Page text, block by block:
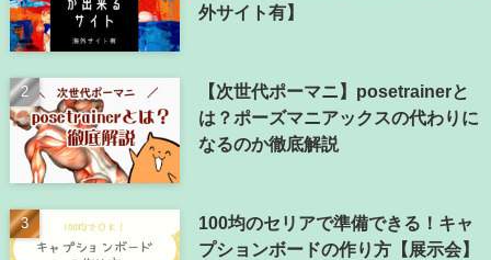
外サイト有】
【次世代ポーマニ】posetrainerと
は？ポーズマニアックスの代わりに
なるのか徹底解説
100均のセリアで準備できる！キャ
プションボードの作り方【展示会】